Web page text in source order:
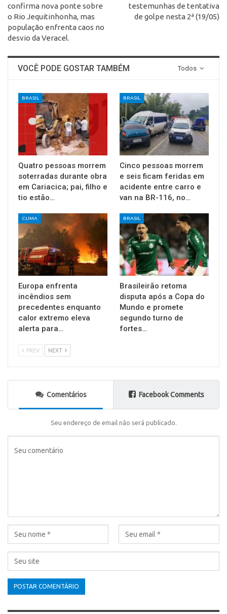
confirma nova ponte sobre
o Rio Jequitinhonha, mas
população enfrenta caos no
desvio da Veracel.
testemunhas de tentativa
de golpe nesta 2ª (19/05)
Todos
VOCÊ PODE GOSTAR TAMBÉM
BRASIL
Quatro pessoas morrem
soterradas durante obra
em Cariacica; pai, filho e
tio estão…
BRASIL
Cinco pessoas morrem
e seis ficam feridas em
acidente entre carro e
van na BR-116, no…
CLIMA
Europa enfrenta
incêndios sem
precedentes enquanto
calor extremo eleva
alerta para…
BRASIL
Brasileirão retoma
disputa após a Copa do
Mundo e promete
segundo turno de
fortes…
PREV NEXT
Comentários Facebook Comments
Seu endereço de email não será publicado.